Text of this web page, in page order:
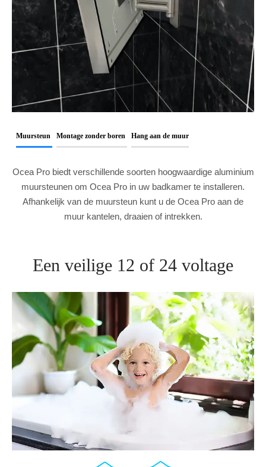
Muursteun Montage zonder boren Hang aan de muur
Ocea Pro biedt verschillende soorten hoogwaardige aluminium
muursteunen om Ocea Pro in uw badkamer te installeren.
Afhankelijk van de muursteun kunt u de Ocea Pro aan de
muur kantelen, draaien of intrekken.
Een veilige 12 of 24 voltage